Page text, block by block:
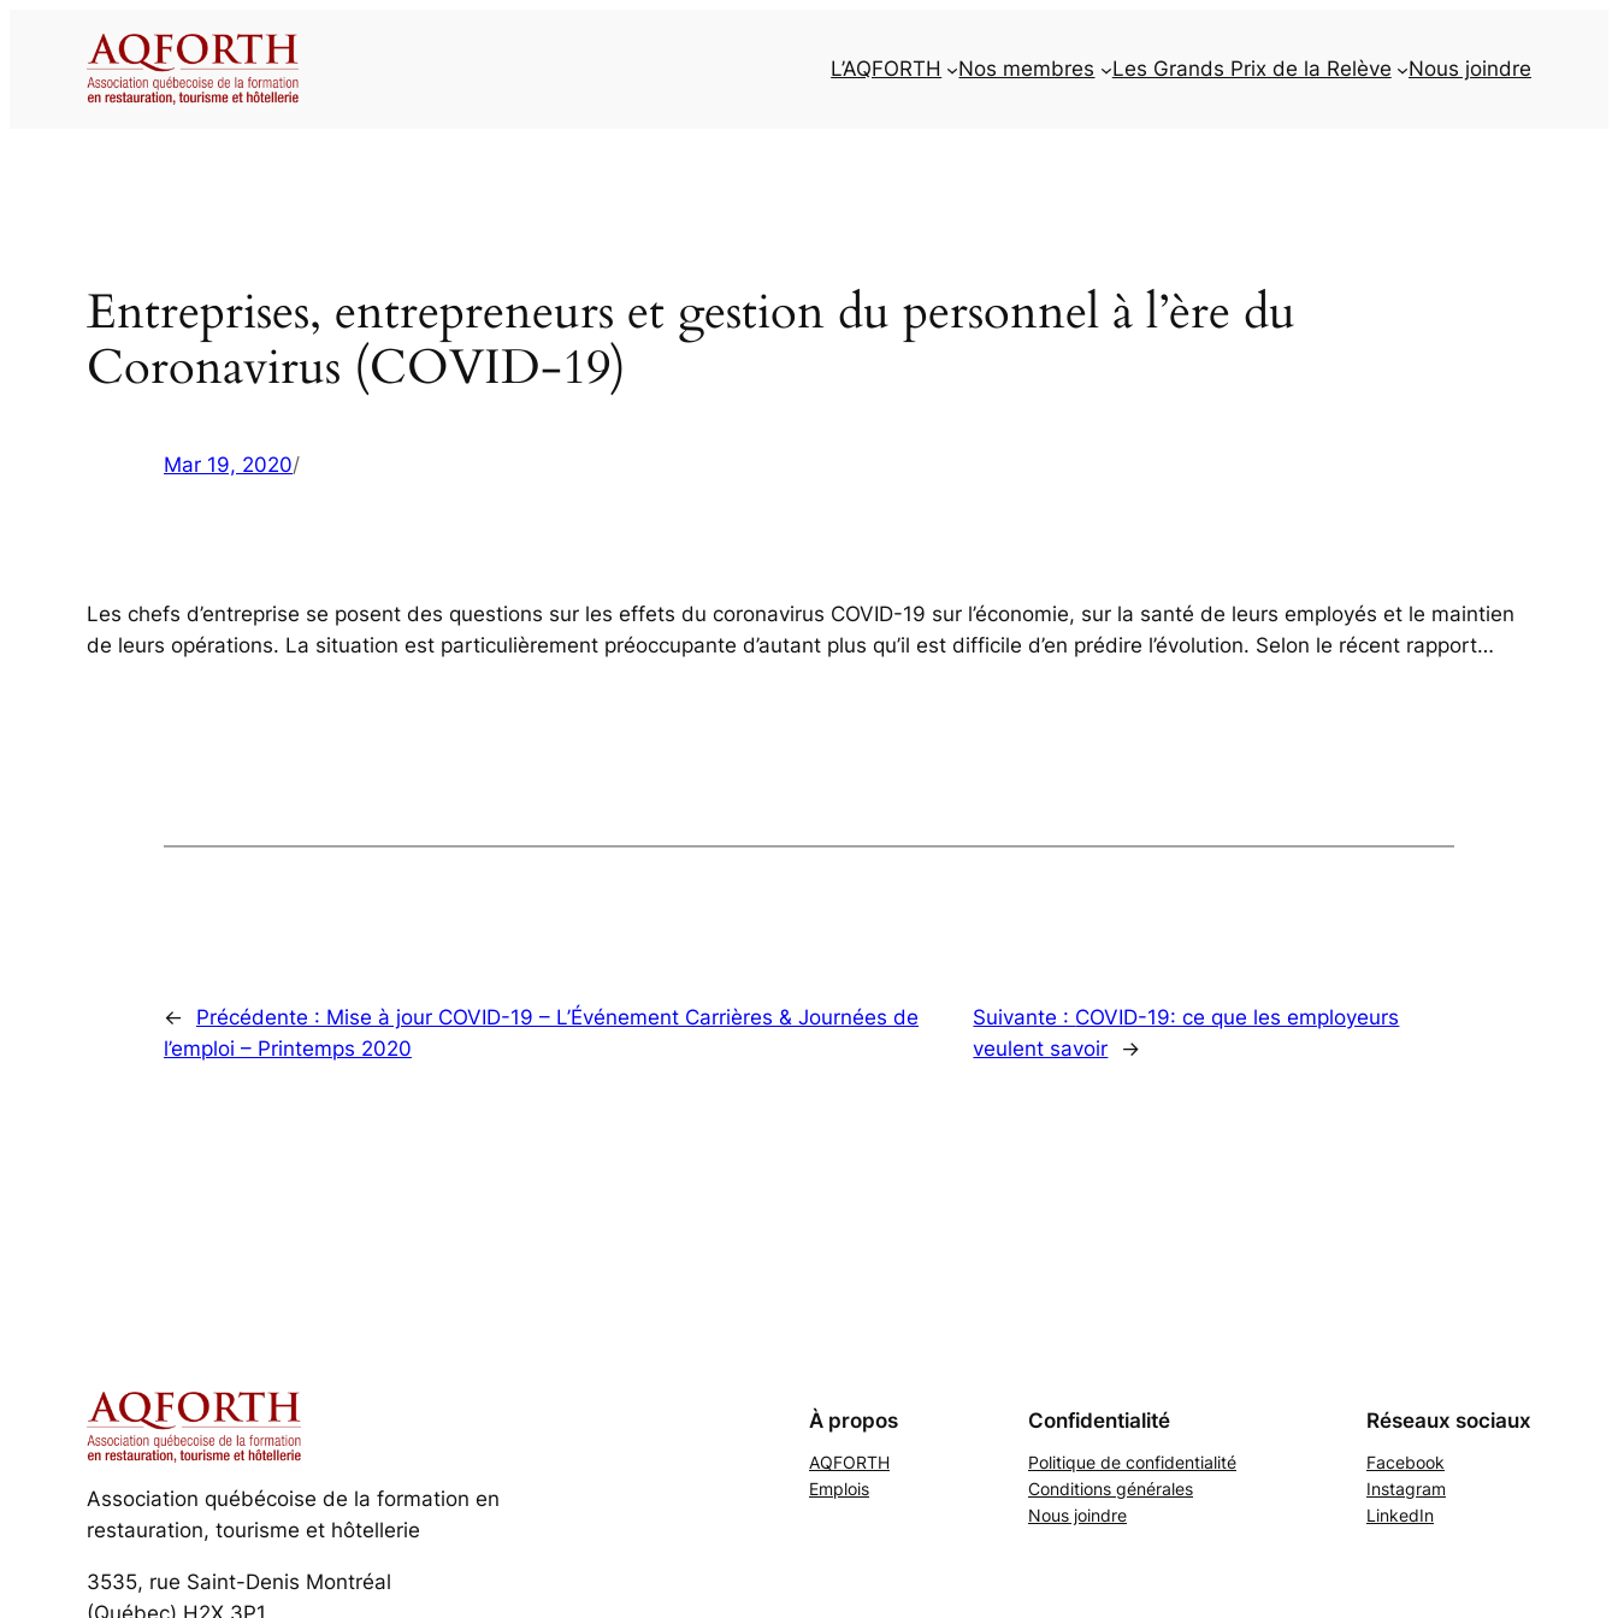
L’AQFORTH Nos membres Les Grands Prix de la Relève Nous joindre
Entreprises, entrepreneurs et gestion du personnel à l’ère du
Coronavirus (COVID-19)
Mar 19, 2020/
Les chefs d’entreprise se posent des questions sur les effets du coronavirus COVID-19 sur l’économie, sur la santé de leurs employés et le maintien
de leurs opérations. La situation est particulièrement préoccupante d’autant plus qu’il est difficile d’en prédire l’évolution. Selon le récent rapport…
← Précédente : Mise à jour COVID-19 – L’Événement Carrières & Journées de
l’emploi – Printemps 2020
Suivante : COVID-19: ce que les employeurs
veulent savoir
→
Association québécoise de la formation en
restauration, tourisme et hôtellerie
3535, rue Saint-Denis Montréal
(Québec) H2X 3P1
À propos
AQFORTH
Emplois
Confidentialité
Politique de confidentialité
Conditions générales
Nous joindre
Réseaux sociaux
Facebook
Instagram
LinkedIn